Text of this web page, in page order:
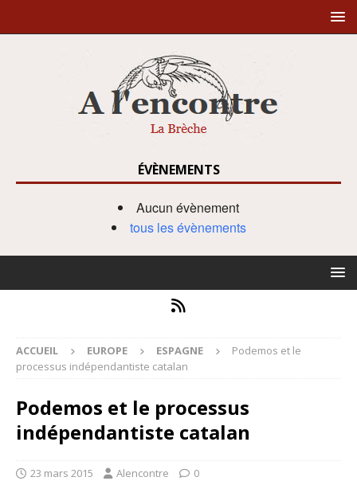
ÉVÈNEMENTS
Aucun évènement
tous les évènements
ACCUEIL EUROPE ESPAGNE
Podemos et le
processus indépendantiste catalan
Podemos et le processus
indépendantiste catalan
23 mars 2015 Alencontre 0